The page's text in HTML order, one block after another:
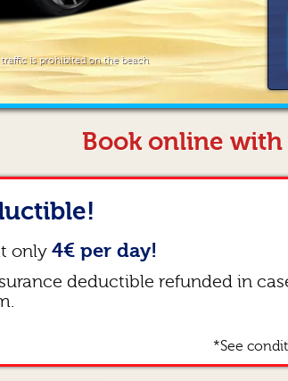
is prohibited on the beach
Book online with
only4€ per day!
deductible refunded in
*See